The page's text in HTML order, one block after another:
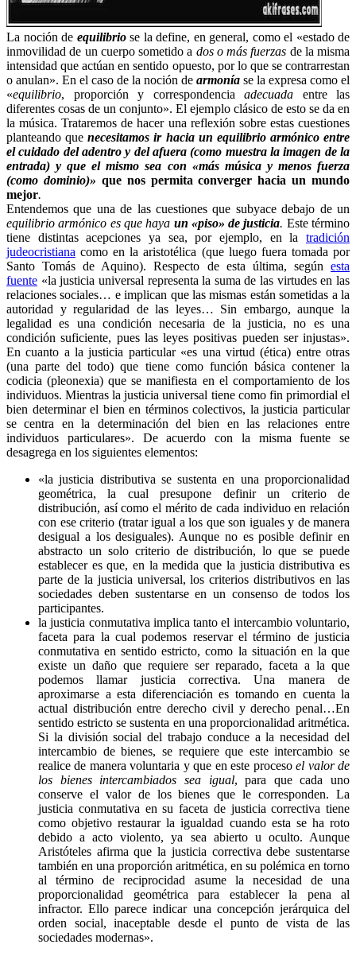
La noción de equilibriose la define, en general, como el «estado de
inmovilidad de un cuerpo sometido a dos o más fuerzas de la misma
intensidad que actúan en sentido opuesto, por lo que se contrarrestan
o anulan». En el caso de la noción de armonía se la expresa como el
«equilibrio, proporción y correspondencia adecuada entre las
diferentes cosas de un conjunto». El ejemplo clásico de esto se da en
la música. Trataremos de hacer una reflexión sobre estas cuestiones
planteando quenecesitamos ir hacia un equilibrio armónico entre
el cuidado del adentro y del afuera (como muestra la imagen de la
entrada) y que el mismo sea con «más música y menos fuerza
(como dominio)» que nos permita converger hacia un mundo
mejor.
Entendemos que una de las cuestiones que subyace debajo de un
equilibrio armónico es que haya un «piso» de justicia. Este término
tiene distintas acepciones ya sea, por ejemplo, en la tradición
judeocristiana como en la aristotélica (que luego fuera tomada por
Santo Tomás de Aquino). Respecto de esta última, según esta
fuente «la justicia universal representa la suma de las virtudes en las
relaciones sociales… e implican que las mismas están sometidas a la
autoridad y regularidad de las leyes… Sin embargo, aunque la
legalidad es una condición necesaria de la justicia, no es una
condición suficiente, pues las leyes positivas pueden ser injustas».
En cuanto a la justicia particular «es una virtud (ética) entre otras
(una parte del todo) que tiene como función básica contener la
codicia (pleonexia) que se manifiesta en el comportamiento de los
individuos. Mientras la justicia universal tiene como fin primordial el
bien determinar el bien en términos colectivos, la justicia particular
se centra en la determinación del bien en las relaciones entre
individuos particulares». De acuerdo con la misma fuente se
desagrega en los siguientes elementos:
«la justicia distributiva se sustenta en una proporcionalidad
geométrica, la cual presupone definir un criterio de
distribución, así como el mérito de cada individuo en relación
con ese criterio (tratar igual a los que son iguales y de manera
desigual a los desiguales). Aunque no es posible definir en
abstracto un solo criterio de distribución, lo que se puede
establecer es que, en la medida que la justicia distributiva es
parte de la justicia universal, los criterios distributivos en las
sociedades deben sustentarse en un consenso de todos los
participantes.
la justicia conmutativa implica tanto el intercambio voluntario,
faceta para la cual podemos reservar el término de justicia
conmutativa en sentido estricto, como la situación en la que
existe un daño que requiere ser reparado, faceta a la que
podemos llamar justicia correctiva. Una manera de
aproximarse a esta diferenciación es tomando en cuenta la
actual distribución entre derecho civil y derecho penal…En
sentido estricto se sustenta en una proporcionalidad aritmética.
Si la división social del trabajo conduce a la necesidad del
intercambio de bienes, se requiere que este intercambio se
realice de manera voluntaria y que en este procesoel valor de
los bienes intercambiados sea igual, para que cada uno
conserve el valor de los bienes que le corresponden. La
justicia conmutativa en su faceta de justicia correctiva tiene
como objetivo restaurar la igualdad cuando esta se ha roto
debido a acto violento, ya sea abierto u oculto. Aunque
Aristóteles afirma que la justicia correctiva debe sustentarse
también en una proporción aritmética, en su polémica en torno
al término de reciprocidad asume la necesidad de una
proporcionalidad geométrica para establecer la pena al
infractor. Ello parece indicar una concepción jerárquica del
orden social, inaceptable desde el punto de vista de las
sociedades modernas».